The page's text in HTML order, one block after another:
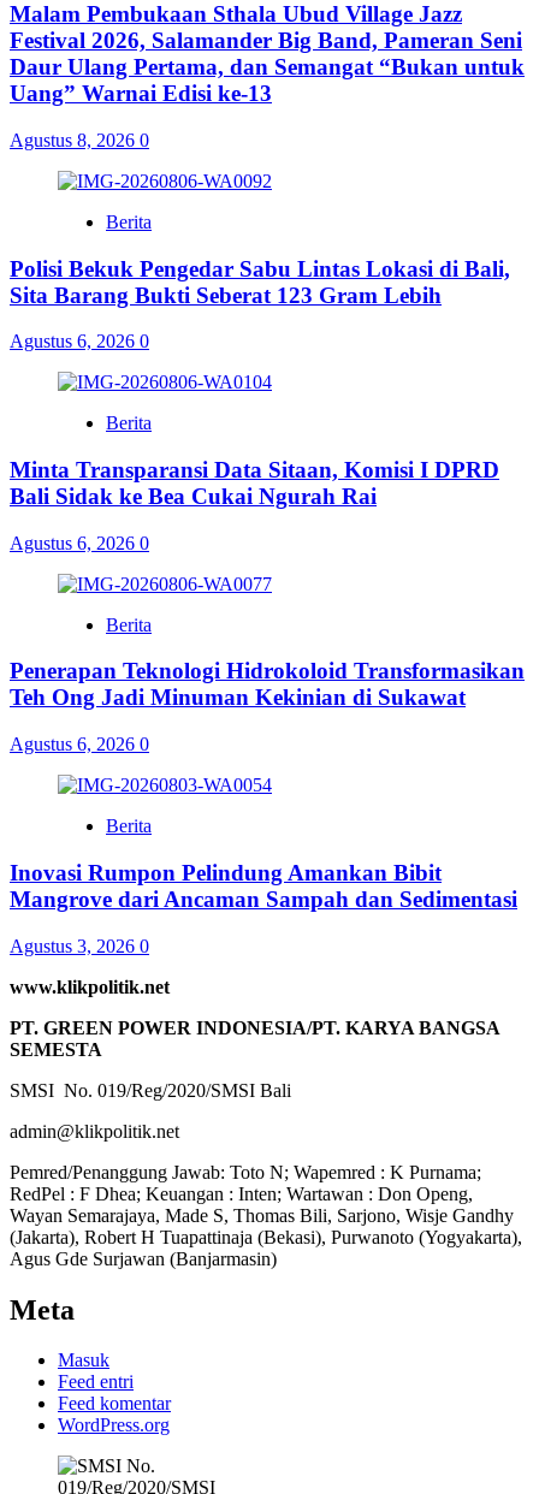
Malam Pembukaan Sthala Ubud Village Jazz
Festival 2026, Salamander Big Band, Pameran Seni
Daur Ulang Pertama, dan Semangat “Bukan untuk
Uang” Warnai Edisi ke-13
Agustus 8, 2026 0
Berita
Polisi Bekuk Pengedar Sabu Lintas Lokasi di Bali,
Sita Barang Bukti Seberat 123 Gram Lebih
Agustus 6, 2026 0
Berita
Minta Transparansi Data Sitaan, Komisi I DPRD
Bali Sidak ke Bea Cukai Ngurah Rai
Agustus 6, 2026 0
Berita
Penerapan Teknologi Hidrokoloid Transformasikan
Teh Ong Jadi Minuman Kekinian di Sukawat
Agustus 6, 2026 0
Berita
Inovasi Rumpon Pelindung Amankan Bibit
Mangrove dari Ancaman Sampah dan Sedimentasi
Agustus 3, 2026 0
www.klikpolitik.net
PT. GREEN POWER INDONESIA/PT. KARYA BANGSA
SEMESTA
SMSI No. 019/Reg/2020/SMSI Bali
admin@klikpolitik.net
Pemred/Penanggung Jawab: Toto N; Wapemred : K Purnama;
RedPel : F Dhea; Keuangan : Inten; Wartawan : Don Openg,
Wayan Semarajaya, Made S, Thomas Bili, Sarjono, Wisje Gandhy
(Jakarta), Robert H Tuapattinaja (Bekasi), Purwanoto (Yogyakarta),
Agus Gde Surjawan (Banjarmasin)
Meta
Masuk
Feed entri
Feed komentar
WordPress.org